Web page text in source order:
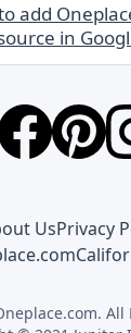
add
in
UsPrivacy
All